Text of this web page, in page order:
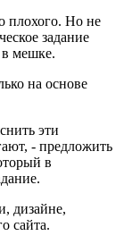
плохого. Но не
задание
в мешке.
на основе
эти
- предложить
в
дизайне,
сайта.